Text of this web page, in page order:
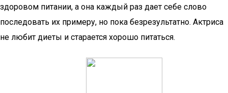
здоровом питании, а она каждый раз дает себе слово
последовать их примеру, но пока безрезультатно. Актриса
не любит диеты и старается хорошо питаться.